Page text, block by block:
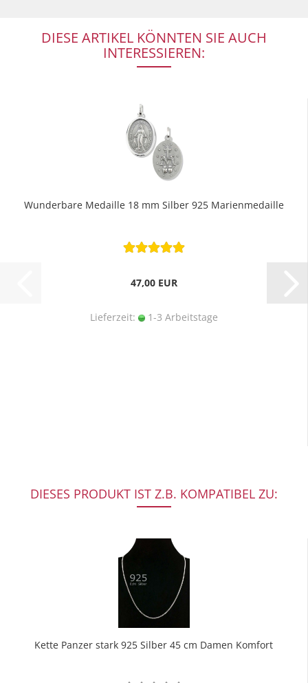
DIESE ARTIKEL KÖNNTEN SIE AUCH
INTERESSIEREN:
Wunderbare Medaille 18 mm Silber 925 Marienmedaille
47,00 EUR
Lieferzeit: 1-3 Arbeitstage
DIESES PRODUKT IST Z.B. KOMPATIBEL ZU:
Kette Panzer stark 925 Silber 45 cm Damen Komfort